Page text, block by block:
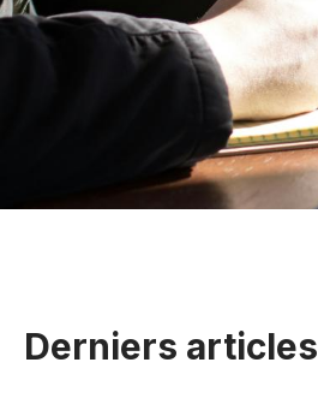
Derniers articles